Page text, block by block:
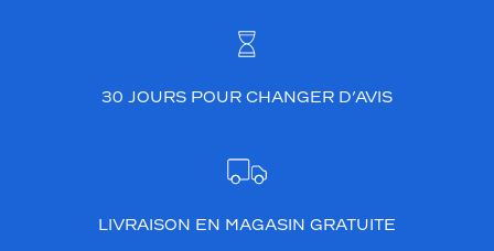
30 JOURS POUR CHANGER D’AVIS
LIVRAISON EN MAGASIN GRATUITE